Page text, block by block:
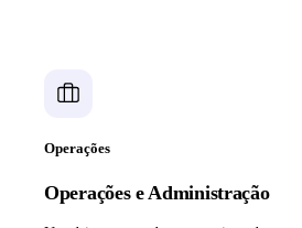
Operações
Operações e Administração